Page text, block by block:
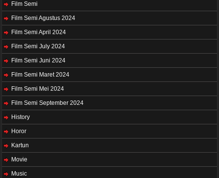
Film Semi
Film Semi Agustus 2024
Film Semi April 2024
Film Semi July 2024
Film Semi Juni 2024
Film Semi Maret 2024
Film Semi Mei 2024
Film Semi September 2024
History
Horor
Kartun
Movie
Music